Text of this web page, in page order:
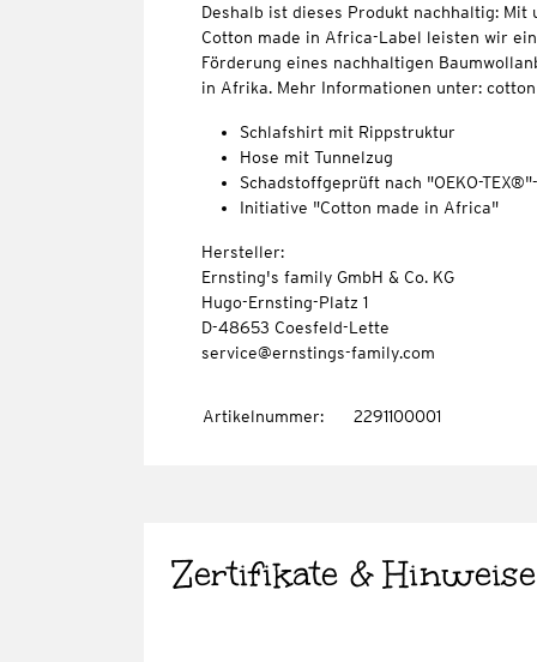
Deshalb ist dieses Produkt nachhaltig: Mit
Cotton made in Africa-Label leisten wir
Förderung eines nachhaltigen
in Afrika. Mehr Informationen unter:
Schlafshirt mit Rippstruktur
Hose mit Tunnelzug
Schadstoffgeprüft nach "OEKO-
Initiative "Cotton made in Africa"
Hersteller:
Ernsting's family GmbH & Co. KG
Hugo-Ernsting-Platz 1
D-48653 Coesfeld-Lette
service@ernstings-family.com
Artikelnummer: 2291100001
Zertifikate & Hinweise